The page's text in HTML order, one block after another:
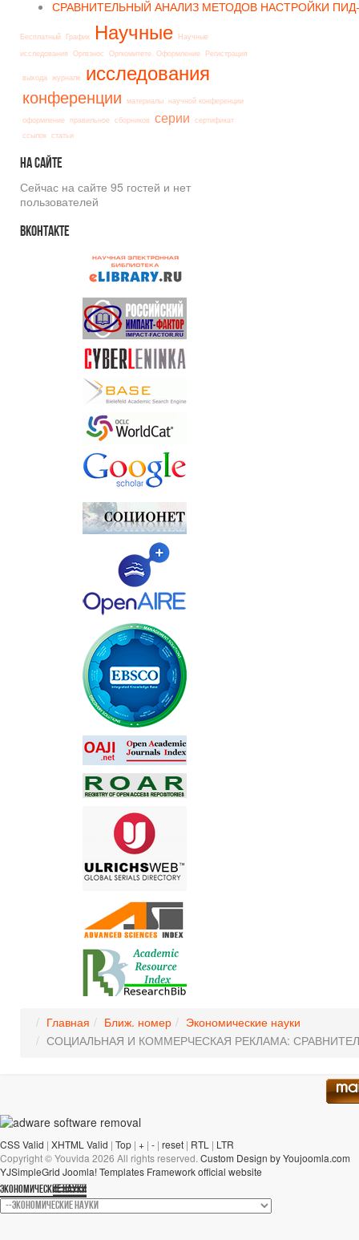
СРАВНИТЕЛЬНЫЙ АНАЛИЗ МЕТОДОВ НАСТРОЙКИ
Бесплатный График Научные Научные
исследования Оргвзнос Оргкомитете Оформление Регистрация
выхода журнале исследования
конференции материалы научной конференции
оформление правильное сборников серии сертификат
ссылок статьи
Насайте
Сейчас на сайте 95 гостей и нет
пользователей
Вконтакте
Главная Ближ. номер
Экономические науки
СОЦИАЛЬНАЯ И КОММЕРЧЕСКАЯ РЕКЛАМА:
CSS Valid | XHTML Valid | Top | + | - | reset | RTL | LTR
Copyright ©Youvida 2026 All rights reserved. Custom Design by Youjoomla.com
YJSimpleGrid Joomla! Templates Framework official website
ЭКОНОМИЧЕСКИЕ НАУКИ